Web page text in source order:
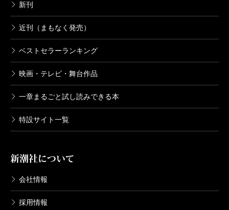
新刊
近刊（まもなく発売）
ベストセラーランキング
映画・テレビ・舞台作品
一章まるごと試し読みできる本
特設サイト一覧
新潮社について
会社情報
採用情報